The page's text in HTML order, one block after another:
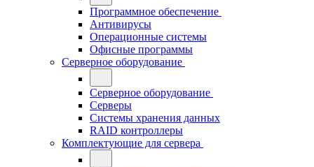
Программное обеспечение
Антивирусы
Операционные системы
Офисные программы
Серверное оборудование
Серверное оборудование
Серверы
Системы хранения данных
RAID контроллеры
Комплектующие для сервера